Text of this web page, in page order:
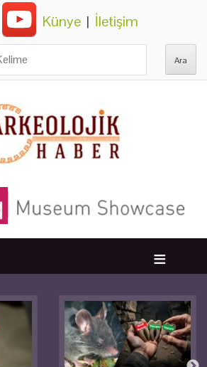
Künye | İletişim